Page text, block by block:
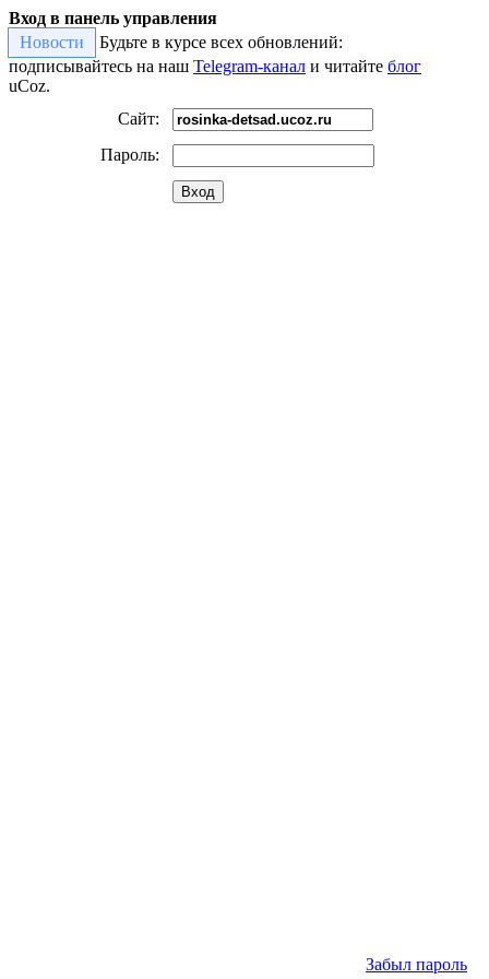
Вход в панель управления
Новости
Будьте в курсе всех обновлений:
подписывайтесь на наш Telegram-канал и читайте блог
uCoz.
Сайт:
Пароль:
Вход
Забыл пароль